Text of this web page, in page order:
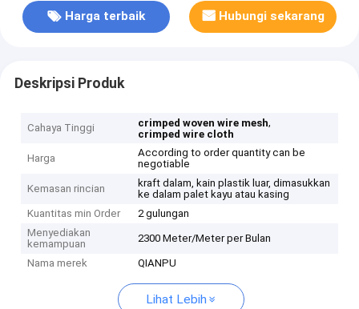
Harga terbaik Hubungi sekarang
Deskripsi Produk
Cahaya Tinggi crimped woven wire mesh,
crimped wire cloth
Harga
According to order quantity can be
negotiable
Kemasan rincian
kraft dalam, kain plastik luar, dimasukkan
ke dalam palet kayu atau kasing
Kuantitas min Order
2 gulungan
Menyediakan
kemampuan
2300 Meter/Meter per Bulan
Nama merek QIANPU
Lihat Lebih